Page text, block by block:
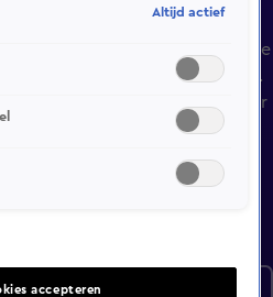
uit seizoen 3 hier. Deze
7 augustus, 15:30 uur bij SBS6.
programma en is geschikt voor
Altijd actief
accepteren